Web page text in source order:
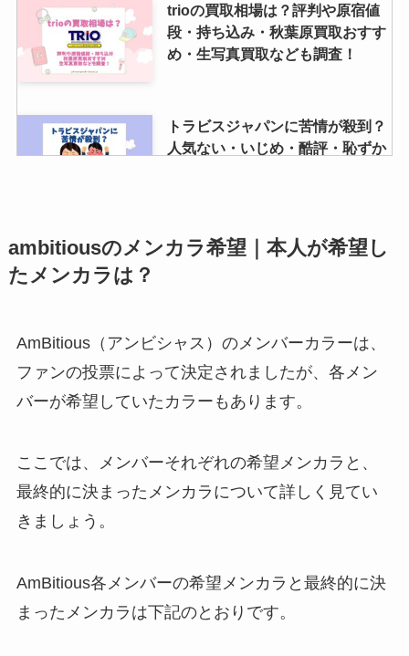
trioの買取相場は？評判や原宿値
段・持ち込み・秋葉原買取おすす
め・生写真買取なども調査！
トラビスジャパンに苦情が殺到？
人気ない・いじめ・酷評・恥ずか
速攻ブルーベリーがジャニオタの
間で話題！ライブ何分前に飲む？
中間淳太は金持ち？実家の写真は
豪邸？住所や豪邸写真ある？金持
ちエピソードも紹介
ジャニーズグッズ買取！駿河屋の
評判は？口コミや持ち込みの店舗
ジャニーズを入所順に並べると？
退所・年齢・ジュニア歴長い順や
ambitiousのメンカラ希望｜本人が希望し
たメンカラは？
AmBitious（アンビシャス）のメンバーカラーは、
ファンの投票によって決定されましたが、各メン
バーが希望していたカラーもあります。
ここでは、メンバーそれぞれの希望メンカラと、
最終的に決まったメンカラについて詳しく見てい
きましょう。
AmBitious各メンバーの希望メンカラと最終的に決
まったメンカラは下記のとおりです。